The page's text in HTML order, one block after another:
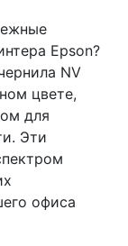
Epson?
NV
цвете,
для
Эти
офиса